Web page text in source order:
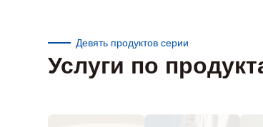
Девять продуктов серии
Услуги по